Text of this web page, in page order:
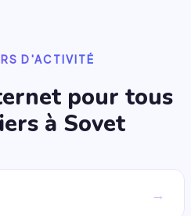
D'ACTIVITÉ
pour tous
à Sovet
→